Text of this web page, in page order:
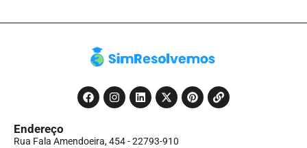
Endereço
Rua Fala Amendoeira, 454 - 22793-910